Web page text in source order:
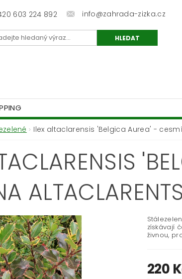
603 224 892 info@zahrada-zizka.cz
Ilex altaclarensis 'Belgica Aurea' -
získávají
živnou,
220